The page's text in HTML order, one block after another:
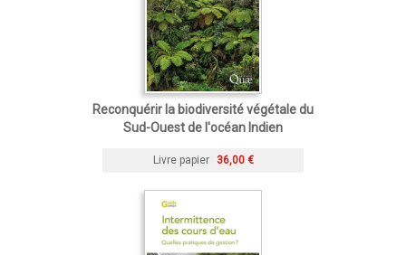
Reconquérir la biodiversité végétale du
Sud-Ouest de l'océan Indien
Livre papier 36,00 €